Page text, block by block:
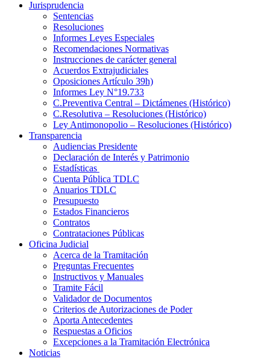
Jurisprudencia
Sentencias
Resoluciones
Informes Leyes Especiales
Recomendaciones Normativas
Instrucciones de carácter general
Acuerdos Extrajudiciales
Oposiciones Artículo 39h)
Informes Ley N°19.733
C.Preventiva Central – Dictámenes (Histórico)
C.Resolutiva – Resoluciones (Histórico)
Ley Antimonopolio – Resoluciones (Histórico)
Transparencia
Audiencias Presidente
Declaración de Interés y Patrimonio
Estadísticas
Cuenta Pública TDLC
Anuarios TDLC
Presupuesto
Estados Financieros
Contratos
Contrataciones Públicas
Oficina Judicial
Acerca de la Tramitación
Preguntas Frecuentes
Instructivos y Manuales
Tramite Fácil
Validador de Documentos
Criterios de Autorizaciones de Poder
Aporta Antecedentes
Respuestas a Oficios
Excepciones a la Tramitación Electrónica
Noticias